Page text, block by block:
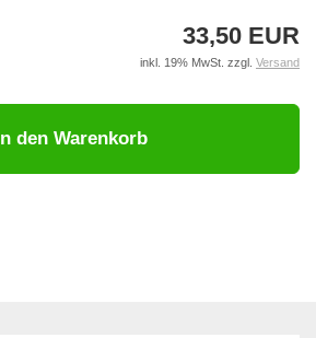
33,50 EUR
inkl. 19% MwSt. zzgl. Versand
In den Warenkorb